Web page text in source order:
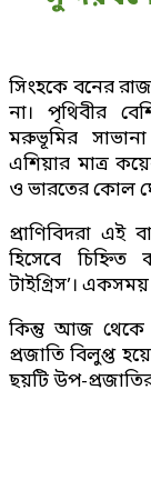
সিংহকে বনের
না। পৃথিবীর
মরুভূমির
এশিয়ার মাত্র
ও ভারতের কোল
প্রাণিবিদরা এই
হিসেবে
টাইগ্রিস’।
কিন্তু আজ থেকে
প্রজাতি বিলুপ্ত
ছয়টি উপ-